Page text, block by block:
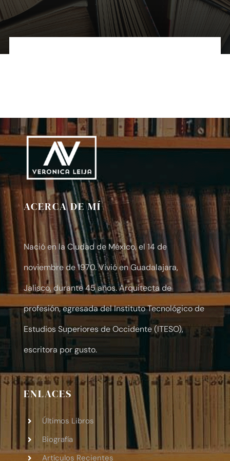
Redacción
Galería
Blog
ACERCA DE MÍ
Nació en la Ciudad de México, el 14 de
noviembre de 1970. Vivió en Guadalajara,
Jalisco, durante 45 años. Arquitecta de
profesión, egresada del Instituto Tecnológico de
Estudios Superiores de Occidente (ITESO),
escritora por gusto.
ENLACES
Últimos Libros
Biografía
Artículos Recientes